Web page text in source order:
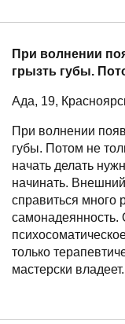
При волнении
грызть губы.
Ада, 19,
При волнении
губы. Потом не
начать делать
начинать.
справиться много
самонадеянность.
только
мастерски владеет.